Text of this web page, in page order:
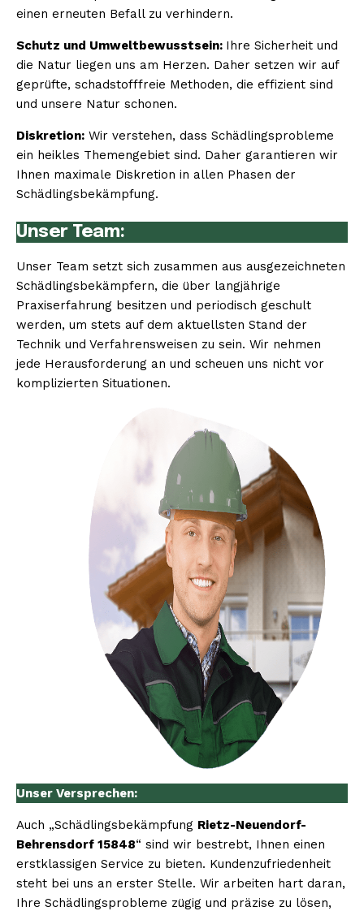
einen erneuten Befall zu verhindern.
Schutz und Umweltbewusstsein: Ihre Sicherheit und
die Natur liegen uns am Herzen. Daher setzen wir auf
geprüfte, schadstofffreie Methoden, die effizient sind
und unsere Natur schonen.
Diskretion: Wir verstehen, dass Schädlingsprobleme
ein heikles Themengebiet sind. Daher garantieren wir
Ihnen maximale Diskretion in allen Phasen der
Schädlingsbekämpfung.
Unser Team:
Unser Team setzt sich zusammen aus ausgezeichneten
Schädlingsbekämpfern, die über langjährige
Praxiserfahrung besitzen und periodisch geschult
werden, um stets auf dem aktuellsten Stand der
Technik und Verfahrensweisen zu sein. Wir nehmen
jede Herausforderung an und scheuen uns nicht vor
komplizierten Situationen.
Unser Versprechen:
Auch „Schädlingsbekämpfung Rietz-Neuendorf-
Behrensdorf 15848“ sind wir bestrebt, Ihnen einen
erstklassigen Service zu bieten. Kundenzufriedenheit
steht bei uns an erster Stelle. Wir arbeiten hart daran,
Ihre Schädlingsprobleme zügig und präzise zu lösen,